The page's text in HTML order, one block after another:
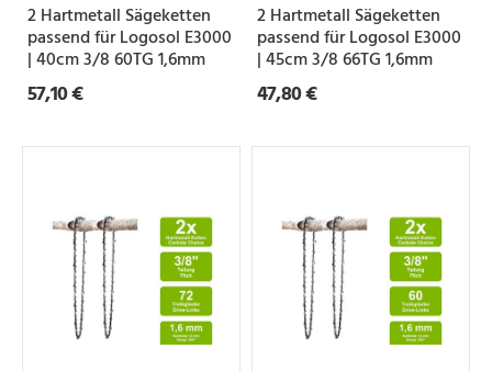
2 Hartmetall Sägeketten
passend für Logosol E3000
| 40cm 3/8 60TG 1,6mm
57,10 €
2 Hartmetall Sägeketten
passend für Logosol E3000
| 45cm 3/8 66TG 1,6mm
47,80 €